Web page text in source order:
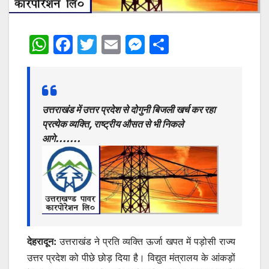
W
at
s
A
p
p
F
e
b
o
o
k
T
er
E
l
M
s
e
n
g
er
e
उत्तराखंड में उत्तर प्रदेश से दोगुनी बिजली खर्च कर रहा
प्रत्येक व्यक्ति, राष्ट्रीय औसत से भी निकले
आगे…….
देहरादून: उत्तराखंड ने प्रति व्यक्ति ऊर्जा खपत में पड़ोसी राज्य
उत्तर प्रदेश को पीछे छोड़ दिया है। विद्युत मंत्रालय के आंकड़ों